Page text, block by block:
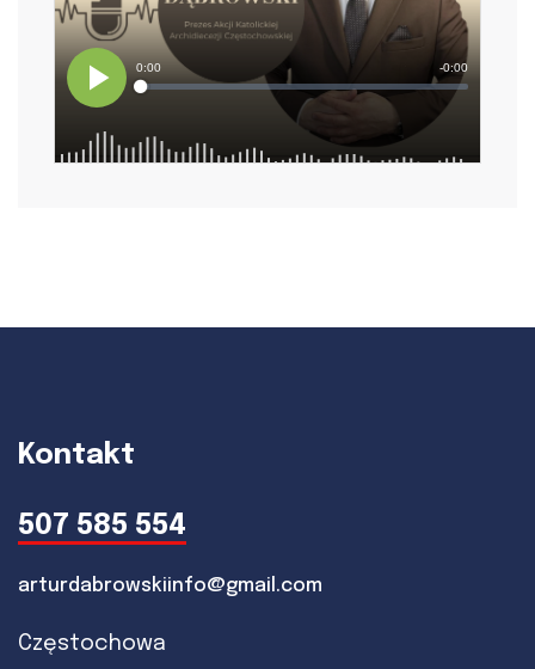
Kontakt
507 585 554
arturdabrowskiinfo@gmail.com
Częstochowa